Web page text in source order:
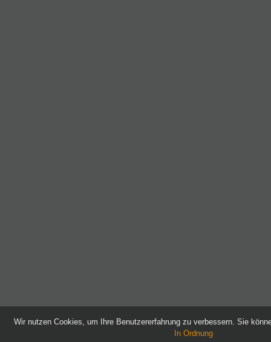
Wir nutzen Cookies, um Ihre Benutzererfahrung zu verbessern. Sie
In Ordnung